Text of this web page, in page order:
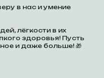
в нас и умение
лёгкости в их
здоровья! Пусть
и даже больше! 🎁